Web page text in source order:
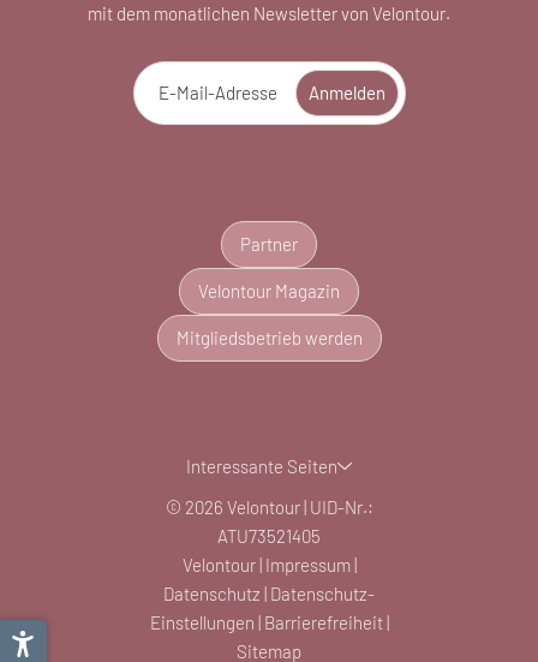
mit dem monatlichen Newsletter von Velontour.
E-Mail-Adresse Anmelden
Partner
Velontour Magazin
Mitgliedsbetrieb werden
Interessante Seiten
© 2026 Velontour| UID-Nr.:
ATU73521405
Velontour| Impressum|
Datenschutz | Datenschutz-
Einstellungen | Barrierefreiheit|
Sitemap